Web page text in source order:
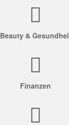
Beauty &
Finanzen